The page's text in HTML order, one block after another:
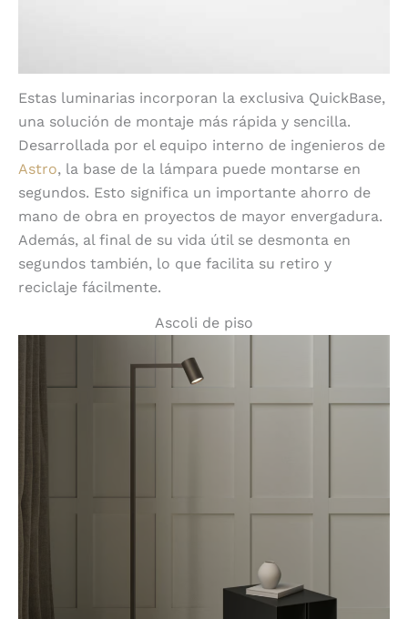
Estas luminarias incorporan la exclusiva QuickBase,
una solución de montaje más rápida y sencilla.
Desarrollada por el equipo interno de ingenieros de
Astro, la base de la lámpara puede montarse en
segundos. Esto significa un importante ahorro de
mano de obra en proyectos de mayor envergadura.
Además, al final de su vida útil se desmonta en
segundos también, lo que facilita su retiro y
reciclaje fácilmente.
Ascoli de piso